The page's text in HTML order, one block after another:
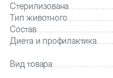
Стерилизована
Тип животного
Состав
Диета и профилактика
Вид товара